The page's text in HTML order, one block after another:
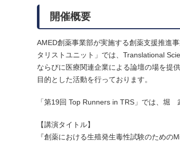
開催概要
AMED創薬事業部が実施する創薬支援推進
タリストユニット」では、Translational
ならびに医療関連企業による論壇の場を提
目的とした活動を行っております。
「第19回 Top Runners in TRS」では、堀
【講演タイトル】
『創薬における生殖発生毒性試験のための